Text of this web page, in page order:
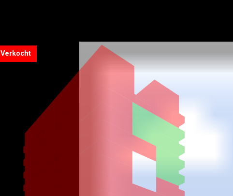
Verkocht